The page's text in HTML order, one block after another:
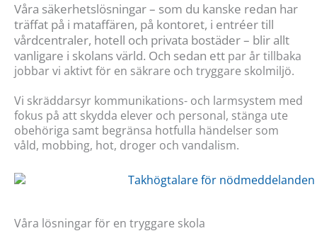
Våra säkerhetslösningar – som du kanske redan har
träffat på i mataffären, på kontoret, i entréer till
vårdcentraler, hotell och privata bostäder – blir allt
vanligare i skolans värld. Och sedan ett par år tillbaka
jobbar vi aktivt för en säkrare och tryggare skolmiljö.
Vi skräddarsyr kommunikations- och larmsystem med
fokus på att skydda elever och personal, stänga ute
obehöriga samt begränsa hotfulla händelser som
våld, mobbing, hot, droger och vandalism.
Våra lösningar för en tryggare skola